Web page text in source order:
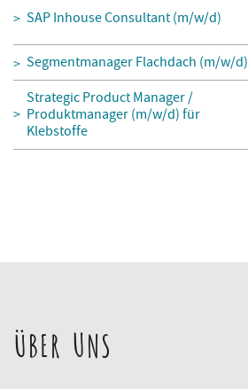
SAP Inhouse Consultant (m/w/d)
Segmentmanager Flachdach (m/w/d)
Strategic Product Manager /
Produktmanager (m/w/d) für
Klebstoffe
ÜBER UNS